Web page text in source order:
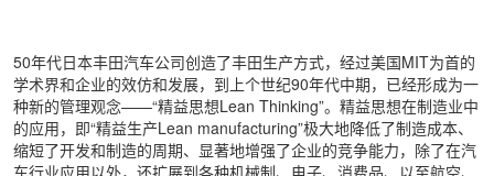
50年代日本丰田汽车公司创造了丰田生产方式，经过美国MIT为首的
学术界和企业的效仿和发展，到上个世纪90年代中期，已经形成为一
种新的管理观念——“精益思想Lean Thinking”。精益思想在制造业中
的应用，即“精益生产Lean manufacturing”极大地降低了制造成本、
缩短了开发和制造的周期、显著地增强了企业的竞争能力，除了在汽
车行业应用以外，还扩展到各种机械制、电子、消费品、以至航空、